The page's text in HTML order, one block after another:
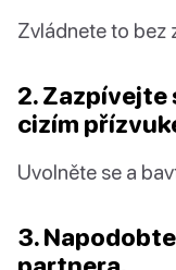
Zvládnete to bez
2. Zazpívejte
cizím
Uvolněte se a
3.